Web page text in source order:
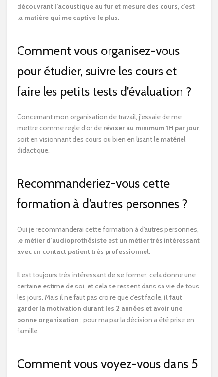
découvrant l’acoustique au fur et mesure des cours, c’est
la matière qui me captive le plus.
Comment vous organisez-vous
pour étudier, suivre les cours et
faire les petits tests d’évaluation ?
Concernant mon organisation de travail, j’essaie de me
mettre comme règle d’or de réviser au minimum 1H par jour,
soit en visionnant des cours ou bien en lisant le matériel
didactique.
Recommanderiez-vous cette
formation à d’autres personnes ?
Oui je recommanderai cette formation à d’autres personnes,
le métier d’audioprothésiste est un métier très intéressant
avec un contact patient très professionnel.
Il est toujours très intéressant de se former, cela donne une
certaine estime de soi, et cela se ressent dans sa vie de tous
les jours. Mais il ne faut pas croire que c’est facile, il faut
garder la motivation durant les 2 années et avoir une
bonne organisation ; pour ma par la décision a été prise en
famille.
Comment vous voyez-vous dans 5